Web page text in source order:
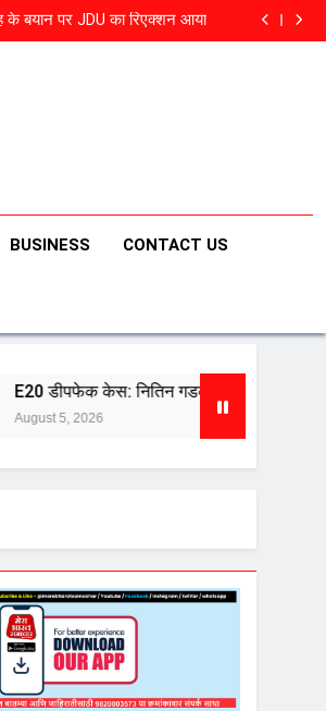
बयान पर JDU का रिएक्शन आया
बोला- ‘तुरंत हटाएं सभी पोस्ट’
backs student protesters
बयान पर JDU का रिएक्शन आया
बोला- ‘तुरंत हटाएं सभी पोस्ट’
बैन पर संसदीय समिति की चेतावनी
BUSINESS CONTACT US
गडकरी के हक में फैसला, HC बोला- ‘तुरंत हटाएं